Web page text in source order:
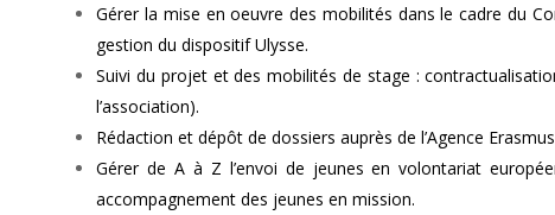
Gérer la mise en oeuvre des mobilités dans le cadre du
gestion du dispositif Ulysse.
Suivi du projet et des mobilités de stage :
l’association).
Rédaction et dépôt de dossiers auprès de l’Agence
Gérer de A à Z l’envoi de jeunes en volontariat
accompagnement des jeunes en mission.